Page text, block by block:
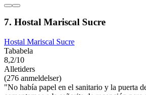
7. Hostal Mariscal Sucre
Hostal Mariscal Sucre
Tababela
8,2/10
Alletiders
(276 anmeldelser)
"No había papel en el sanitario y la puerta